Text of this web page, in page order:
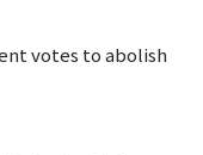
votes to abolish